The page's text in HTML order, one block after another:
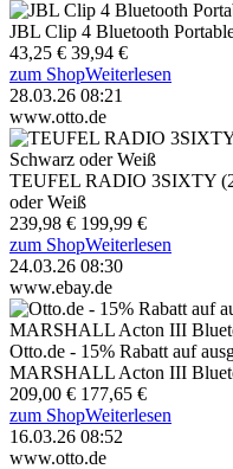
JBL Clip 4 Bluetooth
43,25 € 39,94 €
zum ShopWeiterlesen
28.03.26 08:21
www.otto.de
TEUFEL RADIO 3SIXTY
oder Weiß
239,98 € 199,99 €
zum ShopWeiterlesen
24.03.26 08:30
www.ebay.de
Otto.de - 15% Rabatt auf
MARSHALL Acton III
209,00 € 177,65 €
zum ShopWeiterlesen
16.03.26 08:52
www.otto.de